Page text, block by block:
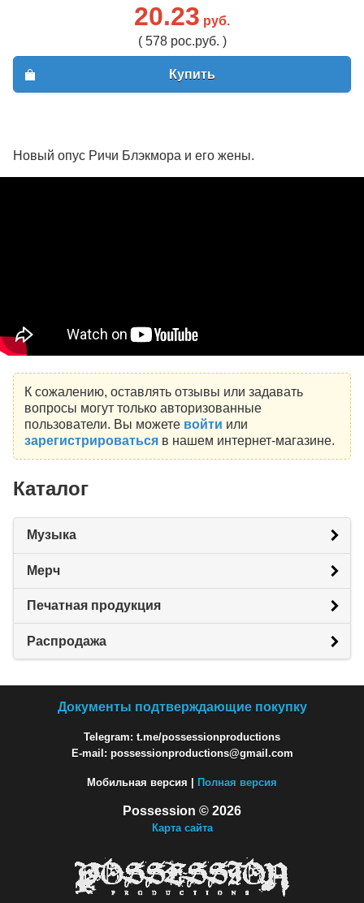
20.23 руб.
( 578 рос.руб. )
Купить
Новый опус Ричи Блэкмора и его жены.
К сожалению, оставлять отзывы или задавать
вопросы могут только авторизованные
пользователи. Вы можете войти или
зарегистрироватьсяв нашем интернет-магазине.
Каталог
Музыка
Мерч
Печатная продукция
Распродажа
Документы подтверждающие покупку
Telegram: t.me/possessionproductions
E-mail: possessionproductions@gmail.com
Мобильная версия | Полная версия
Possession © 2026
Карта сайта